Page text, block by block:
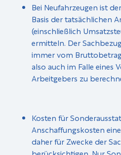
Bei Neufahrzeugen ist
Basis der tatsächlichen
(einschließlich
ermitteln. Der
immer vom
also auch im Falle eines
Arbeitgebers zu
Kosten für
Anschaffungskosten
daher für Zwecke der